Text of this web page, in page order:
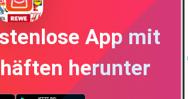
App mit
herunter